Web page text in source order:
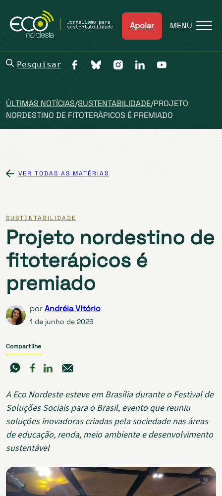
Apoiar MENU
Pesquisar
ÚLTIMAS NOTÍCIAS/SUSTENTABILIDADE/PROJETO
NORDESTINO DE FITOTERÁPICOS É PREMIADO
VER TODAS AS MATÉRIAS
SUSTENTABILIDADE
Projeto nordestino de
fitoterápicos é
premiado
porAndréia Vitório
1 de junho de 2026
Compartilhe
A Eco Nordeste esteve em Brasília durante o Festival de
Soluções Sociais para o Brasil, evento que reuniu
soluções inovadoras criadas pela sociedade nas áreas
de educação, renda, meio ambiente e desenvolvimento
sustentável